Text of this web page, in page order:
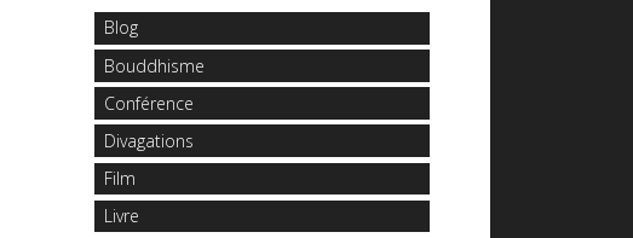
Blog
Bouddhisme
Conférence
Divagations
Film
Livre